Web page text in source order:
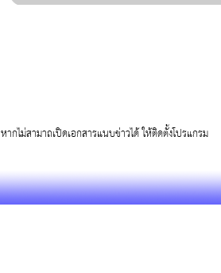
หากไม่สามาถเปิดเอกสารแนบข่าวได้ ให้ติดตั้งโปรแ